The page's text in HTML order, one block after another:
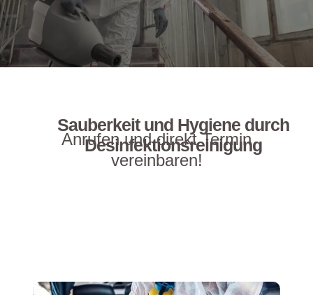
Sauberkeit und Hygiene durch
Desinfektionsreinigung
Anrufen und direkt Termin
vereinbaren!